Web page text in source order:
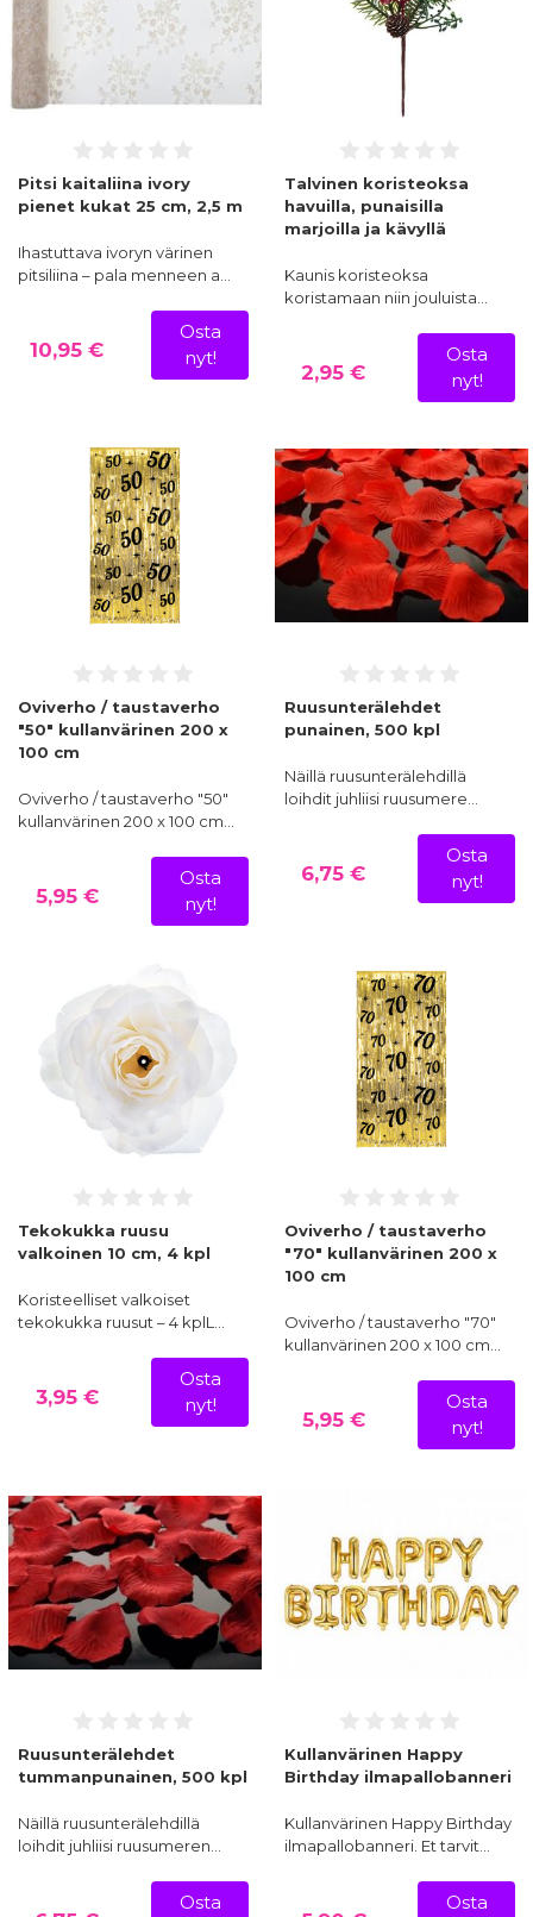
Pöytäkoristeet
Pitsi kaitaliina ivory
pienet kukat 25 cm, 2,5 m
Ihastuttava ivoryn värinen
pitsiliina – pala menneen a…
10,95 €
Osta
nyt!
Talvinen koristeoksa
havuilla, punaisilla
marjoilla ja kävyllä
Kaunis koristeoksa
koristamaan niin jouluista…
2,95 €
Osta
nyt!
Oviverho / taustaverho
"50" kullanvärinen 200 x
100 cm
Oviverho / taustaverho "50"
kullanvärinen 200 x 100 cm…
5,95 €
Osta
nyt!
Ruusunterälehdet
punainen, 500 kpl
Näillä ruusunterälehdillä
loihdit juhliisi ruusumere…
6,75 €
Osta
nyt!
Tekokukka ruusu
valkoinen 10 cm, 4 kpl
Koristeelliset valkoiset
tekokukka ruusut – 4 kplL…
3,95 €
Osta
nyt!
Oviverho / taustaverho
"70" kullanvärinen 200 x
100 cm
Oviverho / taustaverho "70"
kullanvärinen 200 x 100 cm…
5,95 €
Osta
nyt!
Ruusunterälehdet
tummanpunainen, 500 kpl
Näillä ruusunterälehdillä
loihdit juhliisi ruusumeren…
Osta
Kullanvärinen Happy
Birthday ilmapallobanneri
Kullanvärinen Happy Birthday
ilmapallobanneri. Et tarvit…
Osta